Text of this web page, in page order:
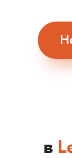
в